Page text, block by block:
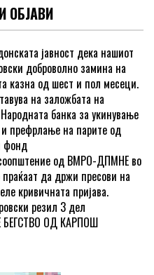
ОБЈАВИ
јавност дека нашиот
доброволно замина на
казна од шест и пол месеци.
на заложбата на
банка за укинување
префрлање на парите од
фонд
од ВМРО-ДПМНЕ во
да држи пресови на
кривичната пријава.
резил 3 дел
ОД КАРПОШ